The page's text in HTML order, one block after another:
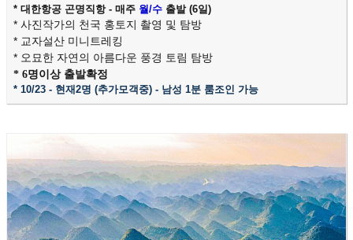
* 대한항공 곤명직항 - 매주 월/수 출발 (6일)
* 사진작가의 천국 홍토지 촬영 및 탐방
* 교자설산 미니트레킹
* 오묘한 자연의 아름다운 풍경 토림 탐방
* 6명이상 출발확정
* 10/23 - 현재2명 (추가모객중) - 남성 1분 룸조인 가능